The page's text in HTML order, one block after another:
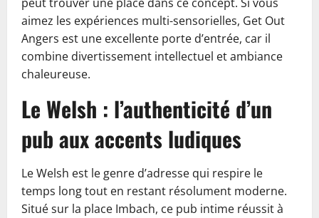
aimez les expériences multi-sensorielles, Get Out
Angers est une excellente porte d’entrée, car il
combine divertissement intellectuel et ambiance
chaleureuse.
Le Welsh : l’authenticité d’un
pub aux accents ludiques
Le Welsh est le genre d’adresse qui respire le
temps long tout en restant résolument moderne.
Situé sur la place Imbach, ce pub intime réussit à